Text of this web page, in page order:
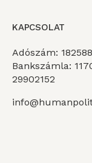
KAPCSOLAT
Adószám:
Bankszámla:
29902152